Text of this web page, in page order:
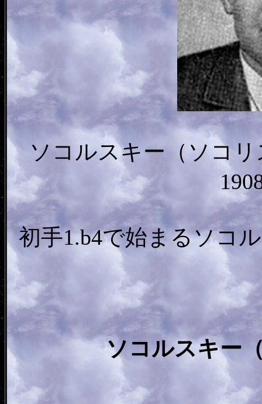
ソコルスキー（ソコ
初手1.b4で始まるソコ
ソコルスキー